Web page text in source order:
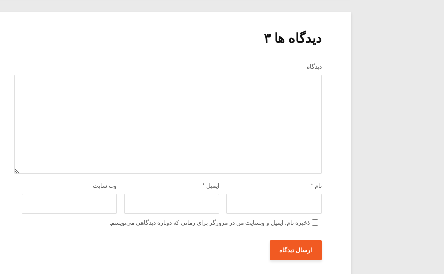
دیدگاه ها ۳
دیدگاه
نام * ایمیل * وب‌ سایت
ذخیره نام، ایمیل و وبسایت من در مرورگر برای زمانی که دوباره دیدگاهی می‌نویسم.